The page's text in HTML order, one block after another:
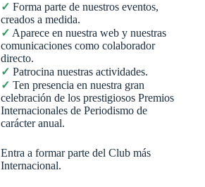
✓ Forma parte de nuestros eventos,
creados a medida.
✓ Aparece en nuestra web y nuestras
comunicaciones como colaborador
directo.
✓ Patrocina nuestras actividades.
✓ Ten presencia en nuestra gran
celebración de los prestigiosos Premios
Internacionales de Periodismo de
carácter anual.
Entra a formar parte del Club más
Internacional.